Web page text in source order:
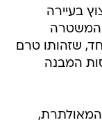
בעיירה
המשטרה
שזהותו טרם
המבנה